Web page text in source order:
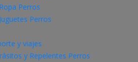
Ropa Perros
Juguetes Perros
y viajes
y Repelentes Perros